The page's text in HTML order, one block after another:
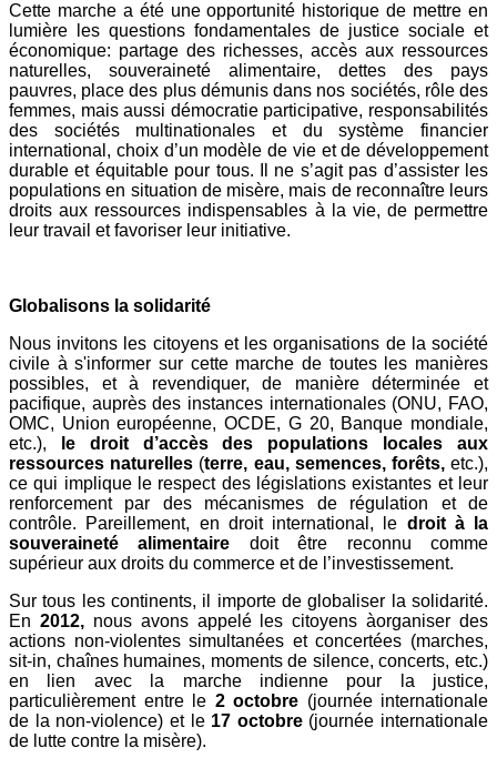
Cette marche a été une opportunité historique de mettre en
lumière les questions fondamentales de justice sociale et
économique: partage des richesses, accès aux ressources
naturelles, souveraineté alimentaire, dettes des pays
pauvres, place des plus démunis dans nos sociétés, rôle des
femmes, mais aussi démocratie participative, responsabilités
des sociétés multinationales et du système financier
international, choix d’un modèle de vie et de développement
durable et équitable pour tous. Il ne s’agit pas d’assister les
populations en situation de misère, mais de reconnaître leurs
droits aux ressources indispensables à la vie, de permettre
leur travail et favoriser leur initiative.
Globalisons la solidarité
Nous invitons les citoyens et les organisations de la société
civile à s'informer sur cette marche de toutes les manières
possibles, et à revendiquer, de manière déterminée et
pacifique, auprès des instances internationales (ONU, FAO,
OMC, Union européenne, OCDE, G 20, Banque mondiale,
etc.),
le droit d’accès des populations locales aux
ressources naturelles (terre, eau, semences, forêts,etc.),
ce qui implique le respect des législations existantes et leur
renforcement par des mécanismes de régulation et de
contrôle. Pareillement, en droit international, le droit à la
souveraineté alimentaire doit être reconnu comme
supérieur aux droits du commerce et de l’investissement.
Sur tous les continents, il importe de globaliser la solidarité.
En 2012, nous avons appelé les citoyens àorganiser des
actions non-violentes simultanées et concertées (marches,
sit-in, chaînes humaines, moments de silence, concerts, etc.)
en lien avec la marche indienne pour la justice,
particulièrement entre le 2 octobre (journée internationale
de la non-violence) et le 17 octobre(journée internationale
de lutte contre la misère).